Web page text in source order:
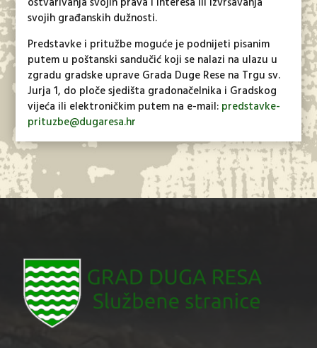
svojih građanskih dužnosti.
Predstavke i pritužbe moguće je podnijeti pisanim
putem u poštanski sandučić koji se nalazi na ulazu u
zgradu gradske uprave Grada Duge Rese na Trgu sv.
Jurja 1, do ploče sjedišta gradonačelnika i Gradskog
vijeća ili elektroničkim putem na e-mail: predstavke-
prituzbe@dugaresa.hr